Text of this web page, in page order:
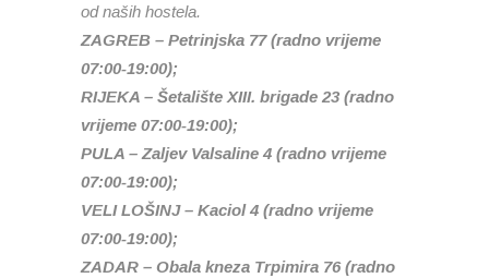
od naših hostela.
ZAGREB – Petrinjska 77 (radno vrijeme
07:00-19:00);
RIJEKA – Šetalište XIII. brigade 23 (radno
vrijeme 07:00-19:00);
PULA – Zaljev Valsaline 4 (radno vrijeme
07:00-19:00);
VELI LOŠINJ – Kaciol 4 (radno vrijeme
07:00-19:00);
ZADAR – Obala kneza Trpimira 76 (radno